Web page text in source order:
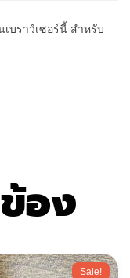
บราว์เซอร์นี้ สำหรับ
อง
Sale!